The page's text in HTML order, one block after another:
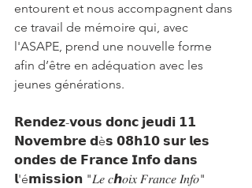
entourent et nous accompagnent dans
ce travail de mémoire qui, avec
l'ASAPE, prend une nouvelle forme
afin d’être en adéquation avec les
jeunes générations.
𝗥𝗲𝗻𝗱𝗲𝘇-𝘃𝗼𝘂𝘀 𝗱𝗼𝗻𝗰 𝗷𝗲𝘂𝗱𝗶 𝟭𝟭
𝗡𝗼𝘃𝗲𝗺𝗯𝗿𝗲 𝗱è𝘀 𝟬𝟴𝗵𝟭𝟬 𝘀𝘂𝗿 𝗹𝗲𝘀
𝗼𝗻𝗱𝗲𝘀 𝗱𝗲 𝗙𝗿𝗮𝗻𝗰𝗲 𝗜𝗻𝗳𝗼 𝗱𝗮𝗻𝘀
𝗹'é𝗺𝗶𝘀𝘀𝗶𝗼𝗻 "𝐿𝑒 𝑐ℎ𝑜𝑖𝑥 𝐹𝑟𝑎𝑛𝑐𝑒 𝐼𝑛𝑓𝑜"